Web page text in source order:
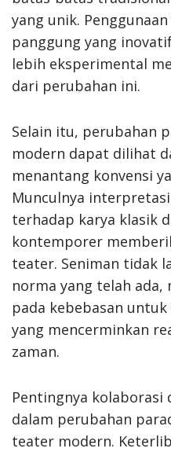
yang unik.
panggung yang
lebih eksperimental
dari perubahan ini.
Selain itu, perubahan
modern dapat dilihat
menantang konvensi
Munculnya
terhadap karya klasik
kontemporer
teater. Seniman tidak
norma yang telah ada,
pada kebebasan
yang mencerminkan
zaman.
Pentingnya
dalam perubahan
teater modern.